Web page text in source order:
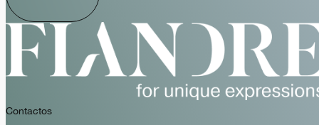
Contactos